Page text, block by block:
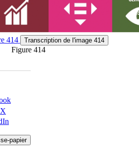
414 Transcription de l'image 414
Figure 414
papier